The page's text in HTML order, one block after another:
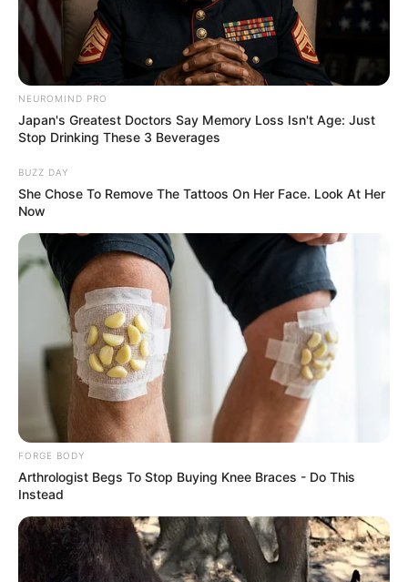
Why this ordinary drink is the secret to feeling
your best every day
CTA FAVORITE
From Baddies To Sweethearts: 9 Actresses That
Can Do It All!
BRAINBERRIES
NEUROMIND PRO
Japan's Greatest Doctors Say Memory Loss Isn't Age: Just
Stop Drinking These 3 Beverages
BUZZ DAY
She Chose To Remove The Tattoos On Her Face. Look At Her
Now
FORGE BODY
Arthrologist Begs To Stop Buying Knee Braces - Do This
Instead